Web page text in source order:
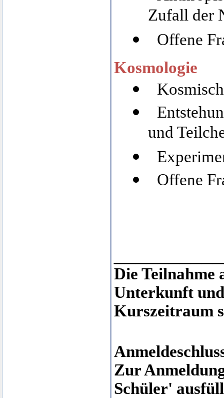
Zufall der
Offene
Kosmologie
und
Offene
Die Teilnahme
Unterkunft
Kurszeitraum
Zur
Schüler'